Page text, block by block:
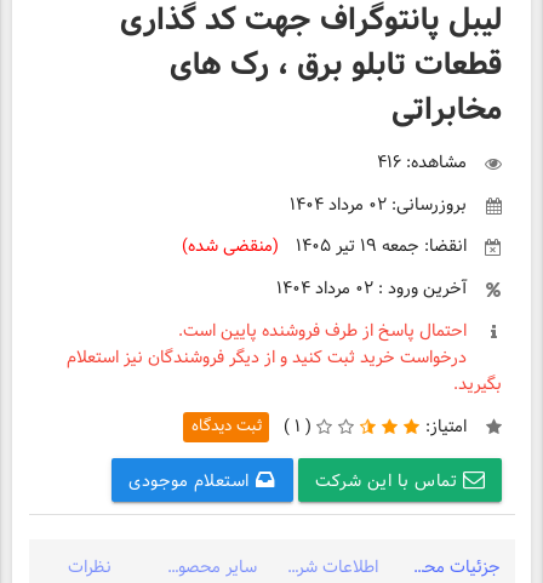
لیبل پانتوگراف جهت کد گذاری
قطعات تابلو برق ، رک های
مخابراتی
مشاهده: ۴۱۶
بروزرسانی: ۰۲ مرداد ۱۴۰۴
انقضا: جمعه ۱۹ تیر ۱۴۰۵
(منقضی شده)
آخرین ورود : ۰۲ مرداد ۱۴۰۴
احتمال پاسخ از طرف فروشنده پایین است.
درخواست خرید ثبت کنید و از دیگر فروشندگان نیز استعلام
بگیرید.
امتیاز:
( ۱ ) ثبت دیدگاه
تماس با این شرکت استعلام موجودی
جزئیات محصول اطلاعات شرکت سایر محصولات شرکت نظرات